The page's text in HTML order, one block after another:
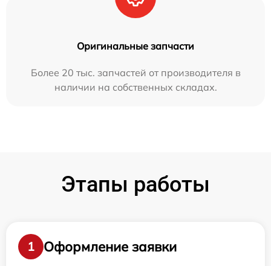
Оригинальные запчасти
Более 20 тыс. запчастей от производителя в
наличии на собственных складах.
Этапы работы
1
Оформление заявки